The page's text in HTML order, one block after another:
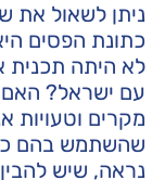
ניתן לשאול את
כתונת הפסים
לא היתה תכנית
עם ישראל? האם
מקרים וטעויות
שהשתמש בהם
נראה, שיש